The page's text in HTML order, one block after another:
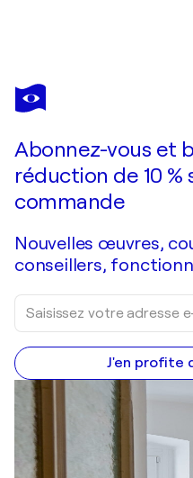
VIKTORIA DANEVA
"Morning Haze"
Abonnez-vous et
réduction de 10
commande
Nouvelles œuvres,
conseillers,
J'en profite